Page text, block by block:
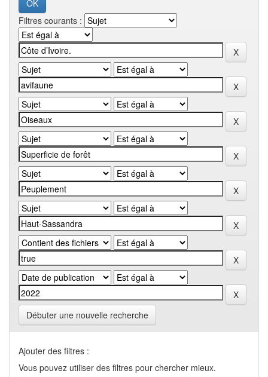
Filtres courants :
Débuter une nouvelle recherche
Ajouter des filtres :
Vous pouvez utiliser des filtres pour chercher mieux.